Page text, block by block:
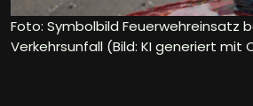
Foto: Symbolbild Feuerwehreinsatz
Verkehrsunfall (Bild: KI generiert mit